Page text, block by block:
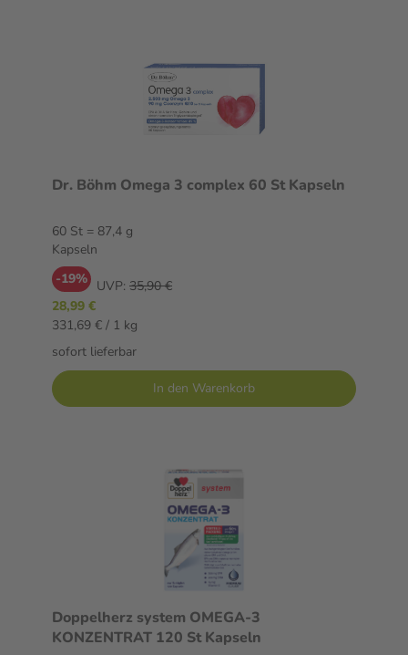
Dr. Böhm Omega 3 complex 60 St Kapseln
60 St = 87,4 g
Kapseln
-19% UVP: 35,90 €
28,99 €
331,69 € / 1 kg
sofort lieferbar
In den Warenkorb
Doppelherz system OMEGA-3
KONZENTRAT 120 St Kapseln